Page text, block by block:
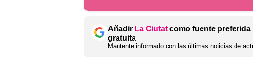
Añadir La Ciutat como fuente preferida
gratuita
Mantente informado con las últimas noticias de